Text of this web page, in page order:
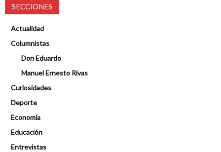
SECCIONES
Actualidad
Columnistas
Don Eduardo
Manuel Ernesto Rivas
Curiosidades
Deporte
Economía
Educación
Entrevistas